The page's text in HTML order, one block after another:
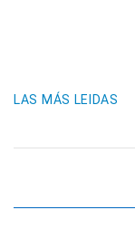
LAS MÁS LEIDAS